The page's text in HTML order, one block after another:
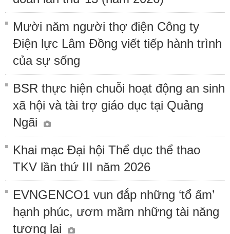
Mười năm người thợ điện Công ty
Điện lực Lâm Đồng viết tiếp hành trình
của sự sống
BSR thực hiện chuỗi hoạt động an sinh
xã hội và tài trợ giáo dục tại Quảng
Ngãi
Khai mạc Đại hội Thể dục thể thao
TKV lần thứ III năm 2026
EVNGENCO1 vun đắp những ‘tổ ấm’
hạnh phúc, ươm mầm những tài năng
tương lai